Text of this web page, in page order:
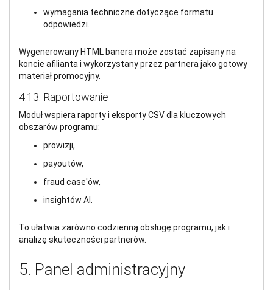
wymagania techniczne dotyczące formatu
odpowiedzi.
Wygenerowany HTML banera może zostać zapisany na
koncie afilianta i wykorzystany przez partnera jako gotowy
materiał promocyjny.
4.13. Raportowanie
Moduł wspiera raporty i eksporty CSV dla kluczowych
obszarów programu:
prowizji,
payoutów,
fraud case'ów,
insightów AI.
To ułatwia zarówno codzienną obsługę programu, jak i
analizę skuteczności partnerów.
5. Panel administracyjny